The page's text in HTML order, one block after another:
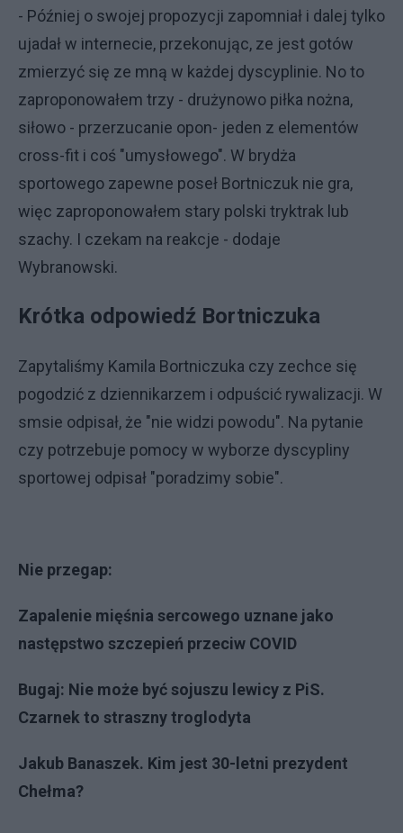
- Później o swojej propozycji zapomniał i dalej tylko
ujadał w internecie, przekonując, ze jest gotów
zmierzyć się ze mną w każdej dyscyplinie. No to
zaproponowałem trzy - drużynowo piłka nożna,
siłowo - przerzucanie opon- jeden z elementów
cross-fit i coś "umysłowego". W brydża
sportowego zapewne poseł Bortniczuk nie gra,
więc zaproponowałem stary polski tryktrak lub
szachy. I czekam na reakcje - dodaje
Wybranowski.
Krótka odpowiedź Bortniczuka
Zapytaliśmy Kamila Bortniczuka czy zechce się
pogodzić z dziennikarzem i odpuścić rywalizacji. W
smsie odpisał, że "nie widzi powodu". Na pytanie
czy potrzebuje pomocy w wyborze dyscypliny
sportowej odpisał "poradzimy sobie".
Nie przegap:
Zapalenie mięśnia sercowego uznane jako
następstwo szczepień przeciw COVID
Bugaj: Nie może być sojuszu lewicy z PiS.
Czarnek to straszny troglodyta
Jakub Banaszek. Kim jest 30-letni prezydent
Chełma?